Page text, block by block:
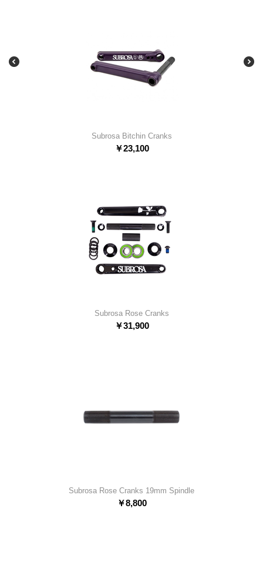
Subrosa Bitchin Cranks
￥23,100
Subrosa Rose Cranks
￥31,900
Subrosa Rose Cranks 19mm Spindle
￥8,800